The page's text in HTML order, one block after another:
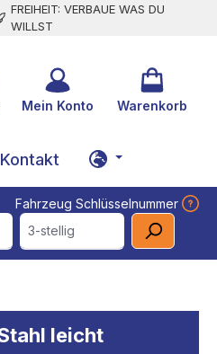
FREIHEIT: VERBAUE WAS DU
WILLST
Mein Konto Warenkorb
Fahrzeug Schlüsselnummer
3-stellig
leicht